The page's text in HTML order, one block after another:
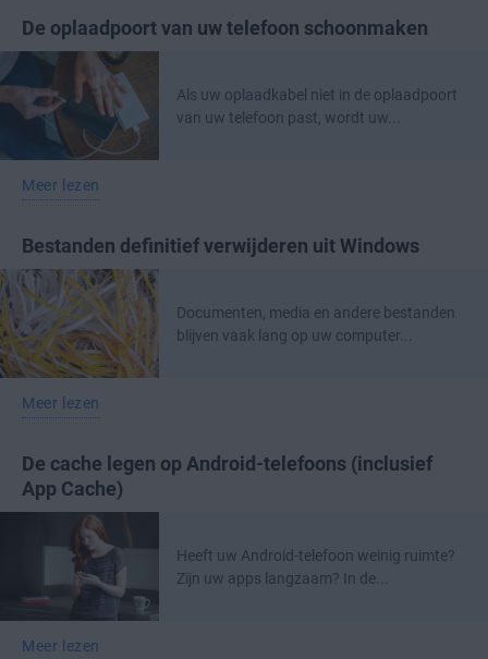
De oplaadpoort van uw telefoon schoonmaken
Als uw oplaadkabel niet in de oplaadpoort
van uw telefoon past, wordt uw...
Meer lezen
Bestanden definitief verwijderen uit Windows
Documenten, media en andere bestanden
blijven vaak lang op uw computer...
Meer lezen
De cache legen op Android-telefoons (inclusief
App Cache)
Heeft uw Android-telefoon weinig ruimte?
Zijn uw apps langzaam? In de...
Meer lezen